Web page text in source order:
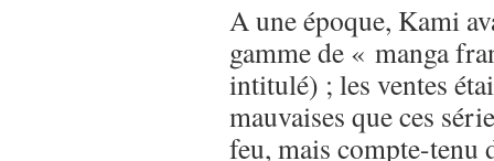
A une époque, Kami
gamme de « manga
intitulé) ; les ventes
mauvaises que ces
feu, mais compte-tenu